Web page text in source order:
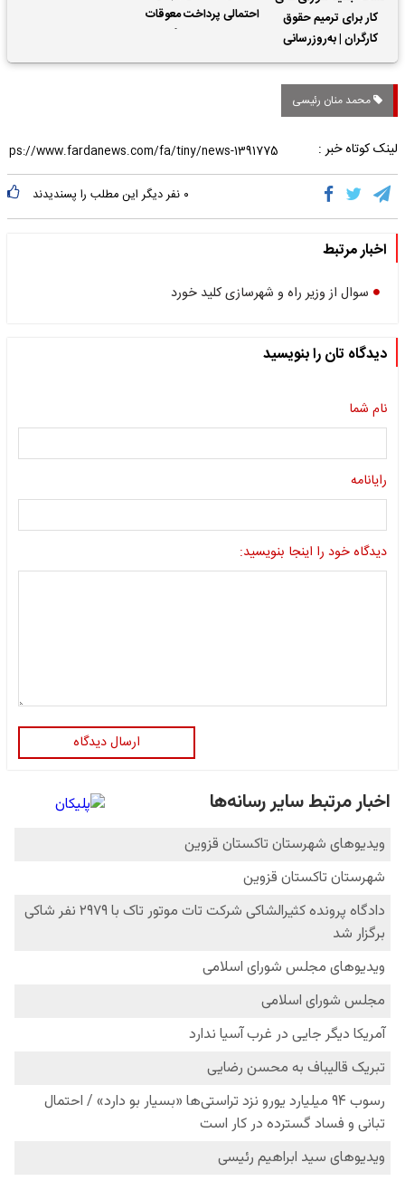
کار برای ترمیم حقوق
کارگران | به‌روزرسانی
کمک‌های معیشتی برای
کارگران
احتمالی پرداخت معوقات
محمد منان رئیسی
لینک کوتاه خبر :
۰ نفر دیگر این مطلب را پسندیدند
اخبار مرتبط
سوال از وزیر راه و شهرسازی کلید خورد
دیدگاه تان را بنویسید
نام شما
رایانامه
دیدگاه خود را اینجا بنویسید:
ارسال دیدگاه